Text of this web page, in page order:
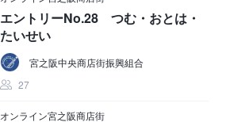
エントリーNo.28 つむ・おとは・
たいせい
宮之阪中央商店街振興組合
27
オンライン宮之阪商店街